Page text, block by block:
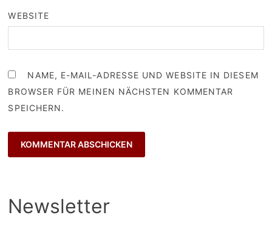
WEBSITE
NAME, E-MAIL-ADRESSE UND WEBSITE IN DIESEM
BROWSER FÜR MEINEN NÄCHSTEN KOMMENTAR
SPEICHERN.
Newsletter